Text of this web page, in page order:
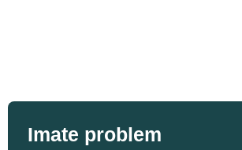
Imate problem